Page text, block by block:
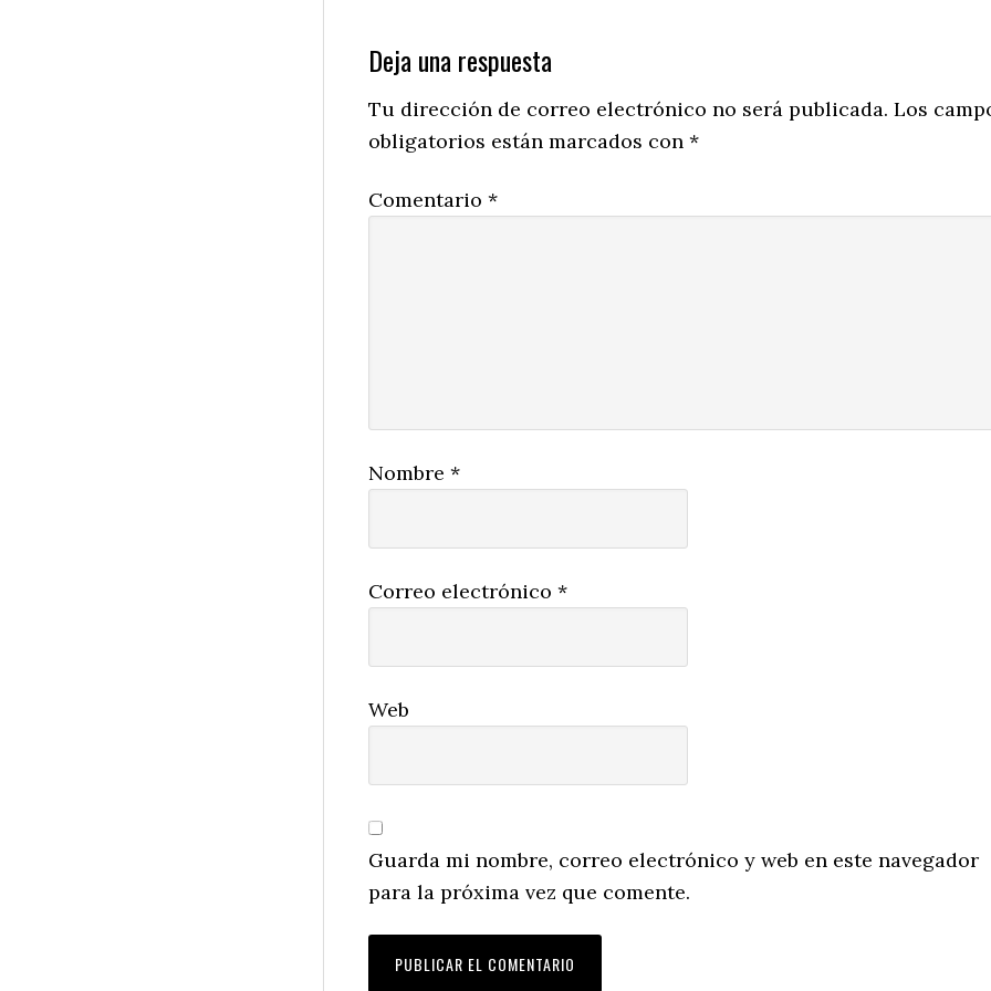
Reader
Interactions
Deja una respuesta
Tu dirección de correo electrónico no será publicada. Los
obligatorios están marcados con *
Comentario *
Nombre *
Correo electrónico *
Web
Guarda mi nombre, correo electrónico y web en este navegador
para la próxima vez que comente.